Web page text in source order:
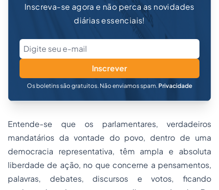
Inscreva-se agora e não perca as novidades
diárias essenciais!
Inscrever
Os boletins são gratuitos. Não enviamos spam. Privacidade
Entende-se que os parlamentares, verdadeiros
mandatários da vontade do povo, dentro de uma
democracia representativa, têm ampla e absoluta
liberdade de ação, no que concerne a pensamentos,
palavras, debates, discursos e votos, ficando